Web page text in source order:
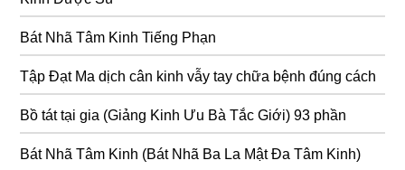
Bát Nhã Tâm Kinh Tiếng Phạn
Tập Đạt Ma dịch cân kinh vẫy tay chữa bệnh đúng cách
Bồ tát tại gia (Giảng Kinh Ưu Bà Tắc Giới) 93 phần
Bát Nhã Tâm Kinh (Bát Nhã Ba La Mật Đa Tâm Kinh)